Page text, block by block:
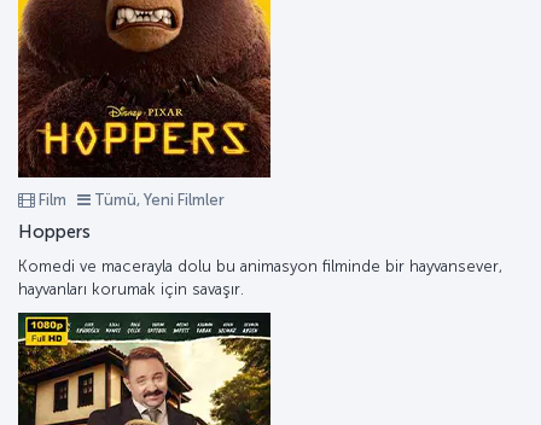
Film Tümü, Yeni Filmler
Hoppers
Komedi ve macerayla dolu bu animasyon filminde bir hayvansever,
hayvanları korumak için savaşır.